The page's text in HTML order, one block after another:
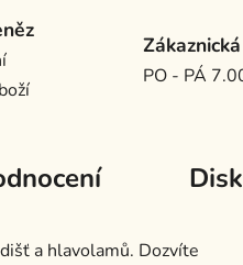
PO - PÁ
a hlavolamů. Dozvíte